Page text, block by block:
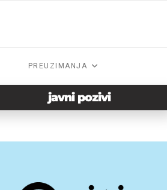
PREUZIMANJA
javni pozivi